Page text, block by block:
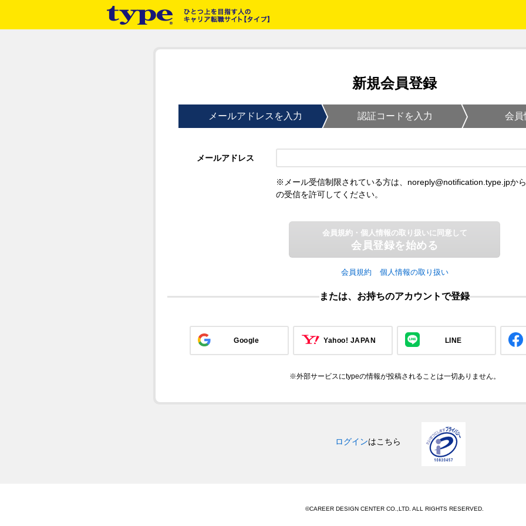
新規会員登録
メールアドレスを入力 認証コードを入力 会員
メールアドレス
※メール受信制限されている方は、noreply@notification.type.jpから
の受信を許可してください。
会員規約・個人情報の取り扱いに同意して
会員登録を始める
会員規約 個人情報の取り扱い
または、お持ちのアカウントで登録
Google Yahoo! JAPAN LINE
※外部サービスにtypeの情報が投稿されることは一切ありません。
ログインはこちら
©CAREER DESIGN CENTER CO.,LTD. ALL RIGHTS RESERVED.